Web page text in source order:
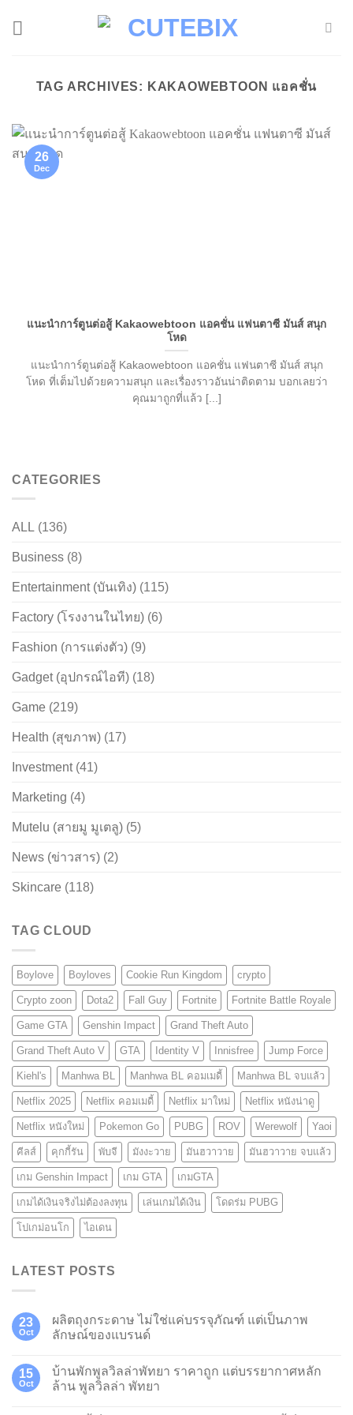
TAG ARCHIVES: KAKAOWEBTOON แอคชั่น
แนะนำการ์ตูนต่อสู้ Kakaowebtoon แอคชั่น แฟนตาซี มันส์ สนุก
โหด
แนะนำการ์ตูนต่อสู้ Kakaowebtoon แอคชั่น แฟนตาซี มันส์ สนุก
โหด ที่เต็มไปด้วยความสนุก และเรื่องราวอันน่าติดตาม บอกเลยว่า
คุณมาถูกที่แล้ว [...]
26
Dec
CATEGORIES
ALL (136)
Business (8)
Entertainment (บันเทิง) (115)
Factory (โรงงานในไทย) (6)
Fashion (การแต่งตัว) (9)
Gadget (อุปกรณ์ไอที) (18)
Game (219)
Health (สุขภาพ) (17)
Investment(41)
Marketing (4)
Mutelu (สายมู มูเตลู) (5)
News (ข่าวสาร) (2)
Skincare (118)
TAG CLOUD
Boylove Boyloves Cookie Run Kingdom crypto
Crypto zoon Dota2 Fall Guy Fortnite Fortnite Battle Royale
Game GTA Genshin Impact Grand Theft Auto
Grand Theft Auto V GTA Identity V Innisfree Jump Force
Kiehl's Manhwa BL Manhwa BL คอมเมดี้ Manhwa BL จบแล้ว
Netflix 2025 Netflix คอมเมดี้ Netflix มาใหม่ Netflix หนังน่าดู
Netflix หนังใหม่ Pokemon Go PUBG ROV Werewolf Yaoi
คีลส์ คุกกี้รัน พับจี มังงะวาย มันฮวาวาย มันฮวาวาย จบแล้ว
เกม Genshin Impact เกม GTA เกมGTA
เกมได้เงินจริงไม่ต้องลงทุน เล่นเกมได้เงิน โดดร่ม PUBG
โปเกม่อนโก ไอเดน
LATEST POSTS
23
Oct
ผลิตถุงกระดาษ ไม่ใช่แค่บรรจุภัณฑ์ แต่เป็นภาพ
ลักษณ์ของแบรนด์
15
Oct
บ้านพักพูลวิลล่าพัทยา ราคาถูก แต่บรรยากาศหลัก
ล้าน พูลวิลล่า พัทยา